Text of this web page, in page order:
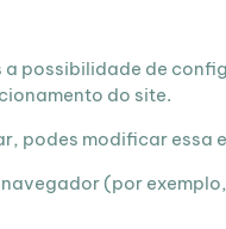
possibilidade de
do site.
podes modificar essa
(por